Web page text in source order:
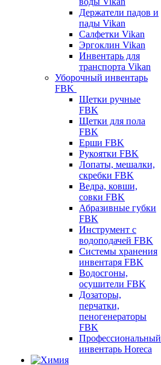
Держатели падов и
пады Vikan
Салфетки Vikan
Эргоклин Vikan
Инвентарь для
транспорта Vikan
Уборочный инвентарь
FBK
Щетки ручные
FBK
Щетки для пола
FBK
Ерши FBK
Рукоятки FBK
Лопаты, мешалки,
скребки FBK
Ведра, ковши,
совки FBK
Абразивные губки
FBK
Инструмент с
водоподачей FBK
Системы хранения
инвентаря FBK
Водосгоны,
осушители FBK
Дозаторы,
перчатки,
пеногенераторы
FBK
Профессиональный
инвентарь Horeca